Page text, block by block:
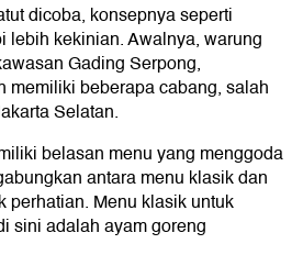
dicoba, konsepnya seperti
lebih kekinian. Awalnya, warung
Gading Serpong,
memiliki beberapa cabang, salah
Selatan.
belasan menu yang menggoda
antara menu klasik dan
perhatian. Menu klasik untuk
sini adalah ayam goreng